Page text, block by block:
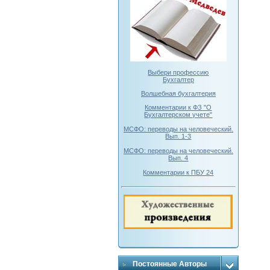
Выбери профессию
Бухгалтер
Волшебная бухгалтерия
Комментарии к ФЗ "О
Бухгалтерском учете"
МСФО: переводы на человеческий.
Вып. 1-3
МСФО: переводы на человеческий.
Вып. 4
Комментарии к ПБУ 24
Постоянные Авторы